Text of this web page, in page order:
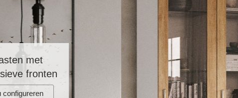
met
fronten
configureren